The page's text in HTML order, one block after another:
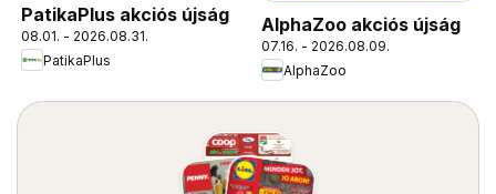
PatikaPlus akciós újság
08.01. - 2026.08.31.
PatikaPlus
AlphaZoo akciós újság
07.16. - 2026.08.09.
AlphaZoo